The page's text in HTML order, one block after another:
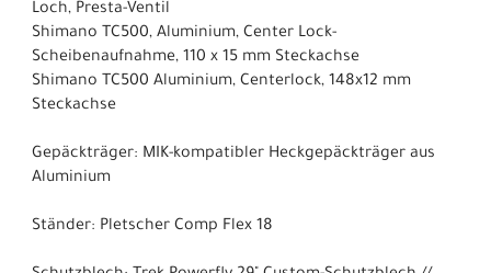
Loch, Presta-Ventil
Shimano TC500, Aluminium, Center Lock-
Scheibenaufnahme, 110 x 15 mm Steckachse
Shimano TC500 Aluminium, Centerlock, 148x12 mm
Steckachse
Gepäckträger: MIK-kompatibler Heckgepäckträger aus
Aluminium
Ständer: Pletscher Comp Flex 18